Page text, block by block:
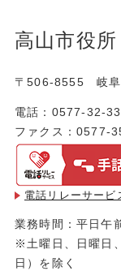
高山市役所
〒506-8555 岐
電話：0577-32-
ファクス：0577-
電話リレーサービ
業務時間：平日午
※土曜日、日曜日
日）を除く